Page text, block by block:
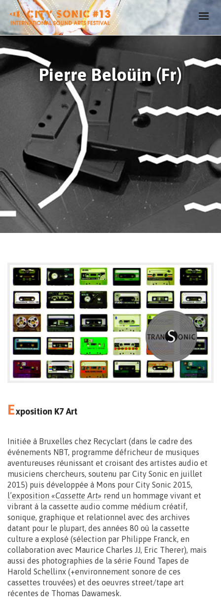
Pierre Beloüin (Fr)
Exposition K7 Art
Initiée à Bruxelles chez Recyclart (dans le cadre des
événements NBT, programme défricheur de musiques
aventureuses réunissant et croisant des artistes audio et
musiciens chercheurs, soutenu par City Sonic en juillet
2015) puis développée à Mons pour City Sonic 2015,
l’exposition «Cassette Art» rend un hommage vivant et
vibrant à la cassette audio comme médium créatif,
sonique, graphique et relationnel avec des archives
datant pour le plupart, des années 80 où la cassette
culture a explosé (sélection par Philippe Franck, en
collaboration avec Maurice Charles JJ, Eric Therer), mais
aussi des photographies de la série Found Tapes de
Harold Schellinx (+environnement sonore de ces
cassettes trouvées) et des oeuvres street/tape art
récentes de Thomas Dawamesk.